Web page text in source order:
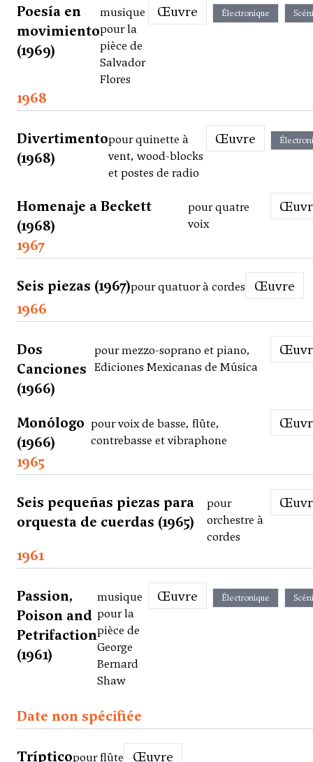
Poesía en
movimiento
(1969)
musique
pour la
pièce de
Salvador
Flores
Œuvre Électronique
1968
Divertimento
(1968)
pour quinette à
vent, wood-blocks
et postes de radio
Œuvre
Homenaje a Beckett
(1968)
pour quatre
voix
1967
Seis piezas (1967)pour quatuor à cordes
Œuvre
1966
Dos
Canciones
(1966)
pour mezzo-soprano et piano,
Ediciones Mexicanas de Música
Monólogo
(1966)
pour voix de basse, flûte,
contrebasse et vibraphone
1965
Seis pequeñas piezas para
orquesta de cuerdas (1965)
pour
orchestre à
cordes
1961
Passion,
Poison and
Petrifaction
(1961)
musique
pour la
pièce de
George
Bernard
Shaw
Œuvre Électronique
Date non spécifiée
Trípticopour flûte
Œuvre